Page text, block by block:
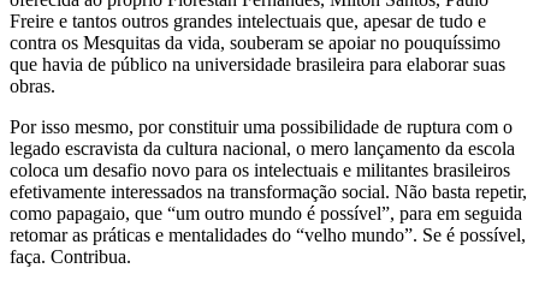
Freire e tantos outros grandes intelectuais que, apesar de tudo e
contra os Mesquitas da vida, souberam se apoiar no pouquíssimo
que havia de público na universidade brasileira para elaborar suas
obras.
Por isso mesmo, por constituir uma possibilidade de ruptura com o
legado escravista da cultura nacional, o mero lançamento da escola
coloca um desafio novo para os intelectuais e militantes brasileiros
efetivamente interessados na transformação social. Não basta repetir,
como papagaio, que “um outro mundo é possível”, para em seguida
retomar as práticas e mentalidades do “velho mundo”. Se é possível,
faça. Contribua.